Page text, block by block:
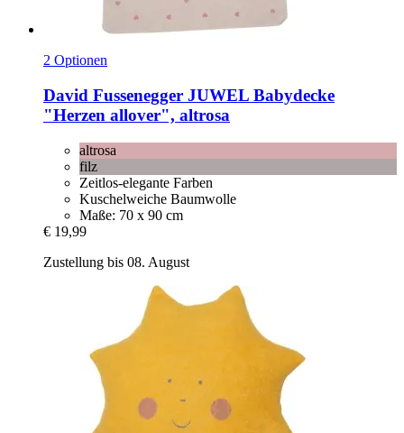
2 Optionen
David Fussenegger JUWEL Babydecke
"Herzen allover", altrosa
altrosa
filz
Zeitlos-elegante Farben
Kuschelweiche Baumwolle
Maße: 70 x 90 cm
€ 19,99
Zustellung bis 08. August